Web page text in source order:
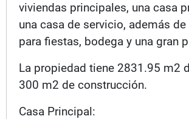
viviendas principales, una casa
una casa de servicio, además de
para fiestas, bodega y una gran
La propiedad tiene 2831.95 m2
300 m2 de construcción.
Casa Principal: